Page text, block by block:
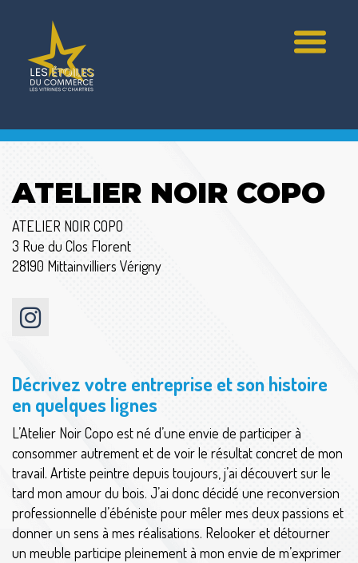
ATELIER NOIR COPO
ATELIER NOIR COPO
3 Rue du Clos Florent
28190 Mittainvilliers Vérigny
Décrivez votre entreprise et son histoire
en quelques lignes
L’Atelier Noir Copo est né d’une envie de participer à
consommer autrement et de voir le résultat concret de mon
travail. Artiste peintre depuis toujours, j’ai découvert sur le
tard mon amour du bois. J’ai donc décidé une reconversion
professionnelle d’ébéniste pour mêler mes deux passions et
donner un sens à mes réalisations. Relooker et détourner
un meuble participe pleinement à mon envie de m’exprimer